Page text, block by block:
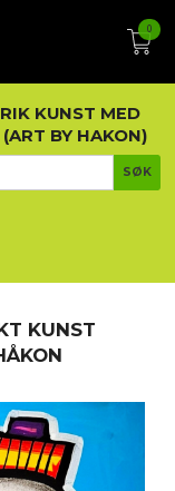
0
KUNST MED
BY HAKON)
KUNST